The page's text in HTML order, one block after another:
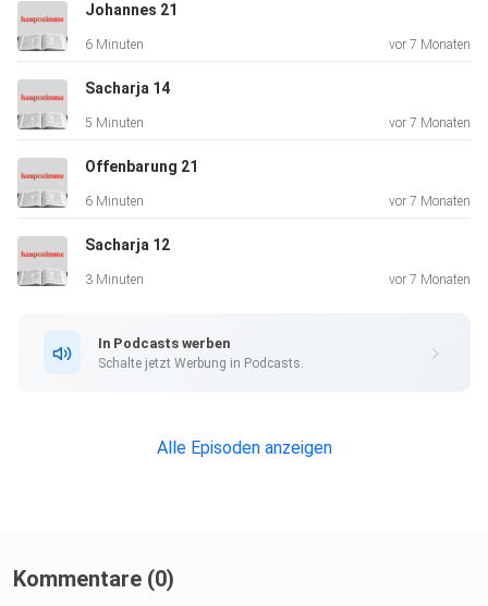
Johannes 21
6 Minuten vor 7 Monaten
Sacharja 14
5 Minuten vor 7 Monaten
Offenbarung 21
6 Minuten vor 7 Monaten
Sacharja 12
3 Minuten vor 7 Monaten
In Podcasts werben
Schalte jetzt Werbung in Podcasts.
Alle Episoden anzeigen
Kommentare (0)